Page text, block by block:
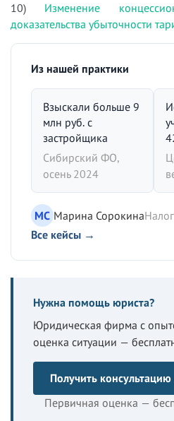
10) Изменение
доказательства убыточности
Из нашей практики
Взыскали больше 9
млн руб. с
застройщика
Сибирский ФО,
осень 2024
МС Марина Сорокина
Все кейсы →
Нужна помощь юриста?
Юридическая фирма с
оценка ситуации —
Получить консультацию
Первичная оценка —